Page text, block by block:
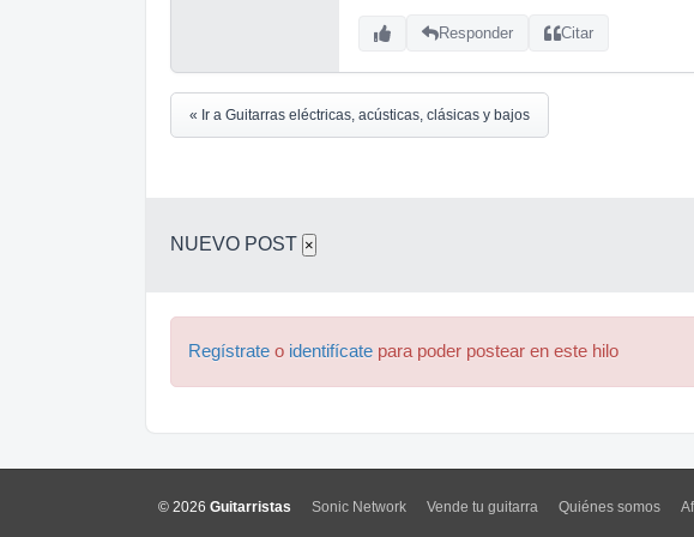
Responder Citar
« Ir a Guitarras eléctricas, acústicas, clásicas y bajos
NUEVO POST ×
Regístrate o identifícate para poder postear en este hilo
© 2026 Guitarristas Sonic Network Vende tu guitarra Quiénes somos